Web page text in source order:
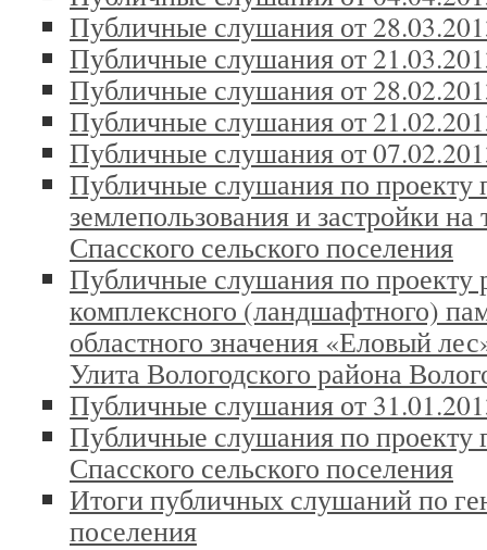
Публичные слушания от
Публичные слушания от
Публичные слушания от
Публичные слушания от
Публичные слушания от
Публичные слушания по проекту
землепользования и застройки на
Спасского сельского поселения
Публичные слушания по проекту
комплексного (ландшафтного)
областного значения «Еловый
Улита Вологодского района
Публичные слушания от
Публичные слушания по проекту
Спасского сельского поселения
Итоги публичных слушаний по
поселения